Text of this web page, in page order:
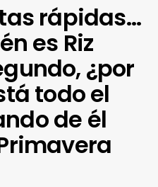
rápidas…
es Riz
¿por
todo el
de él